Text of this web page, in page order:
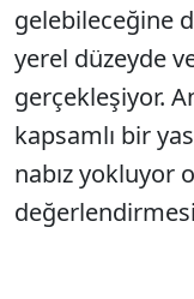
gelebileceğine
yerel düzeyde
gerçekleşiyor.
kapsamlı bir
nabız yokluyor